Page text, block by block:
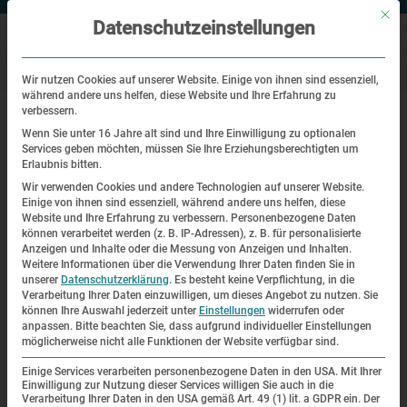
Startseite |
Exkursion
Außenkommando „Kräutergarten“:
Arbeit und Terror
| 25.07.2021 | 13:00—15:30
Mit
Datenschutzeinstellungen
Wir nutzen Cookies auf unserer Website. Einige von ihnen sind essenziell,
während andere uns helfen, diese Website und Ihre Erfahrung zu
verbessern.
Wenn Sie unter 16 Jahre alt sind und Ihre Einwilligung zu optionalen
Services geben möchten, müssen Sie Ihre Erziehungsberechtigten um
Erlaubnis bitten.
Wir verwenden Cookies und andere Technologien auf unserer Website.
Einige von ihnen sind essenziell, während andere uns helfen, diese
Website und Ihre Erfahrung zu verbessern. Personenbezogene Daten
können verarbeitet werden (z. B. IP-Adressen), z. B. für personalisierte
Anzeigen und Inhalte oder die Messung von Anzeigen und Inhalten.
Weitere Informationen über die Verwendung Ihrer Daten finden Sie in
unserer Datenschutzerklärung. Es besteht keine Verpflichtung, in die
Verarbeitung Ihrer Daten einzuwilligen, um dieses Angebot zu nutzen. Sie
können Ihre Auswahl jederzeit unter Einstellungen widerrufen oder
anpassen. Bitte beachten Sie, dass aufgrund individueller Einstellungen
möglicherweise nicht alle Funktionen der Website verfügbar sind.
Einige Services verarbeiten personenbezogene Daten in den USA. Mit Ihrer
Einwilligung zur Nutzung dieser Services willigen Sie auch in die
Verarbeitung Ihrer Daten in den USA gemäß Art. 49 (1) lit. a GDPR ein. Der